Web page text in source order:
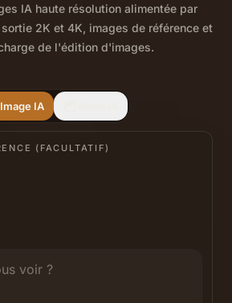
IA haute résolution alimentée par
2K et 4K, images de référence et
de l'édition d'images.
Image IA
(FACULTATIF)